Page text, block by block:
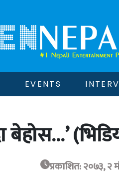
EVENTS
बेहोस…’
प्रकाशित: २०७३, २